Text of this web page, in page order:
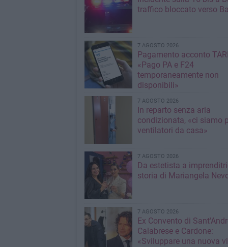
traffico bloccato verso
7 AGOSTO 2026
Pagamento acconto
«Pago PA e F24
temporaneamente non
disponibili»
7 AGOSTO 2026
In reparto senza aria
condizionata, «ci siamo
ventilatori da casa»
7 AGOSTO 2026
Da estetista a
storia di Mariangela
7 AGOSTO 2026
Ex Convento di
Calabrese e Cardone:
«Sviluppare una nuova